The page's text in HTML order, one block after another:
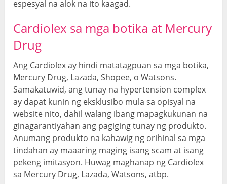
espesyal na alok na ito kaagad.
Cardiolex sa mga botika at Mercury
Drug
Ang Cardiolex ay hindi matatagpuan sa mga botika,
Mercury Drug, Lazada, Shopee, o Watsons.
Samakatuwid, ang tunay na hypertension complex
ay dapat kunin ng eksklusibo mula sa opisyal na
website nito, dahil walang ibang mapagkukunan na
ginagarantiyahan ang pagiging tunay ng produkto.
Anumang produkto na kahawig ng orihinal sa mga
tindahan ay maaaring maging isang scam at isang
pekeng imitasyon. Huwag maghanap ng Cardiolex
sa Mercury Drug, Lazada, Watsons, atbp.